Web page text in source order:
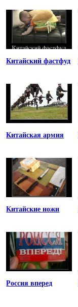
Китайский фастфуд
Китайская армия
Китайские ножи
Россия вперед